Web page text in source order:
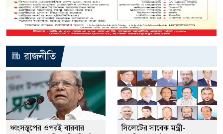
রাজনীতি
ধ্বংসস্তূপের ওপরই বারবার
সিলেটের সাবেক মন্ত্রী-